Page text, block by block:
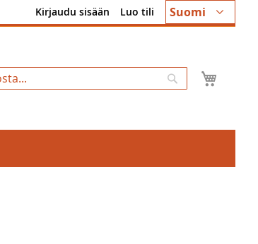
Kieli
Suomi
Kirjaudu sisään Luo tili
Hae